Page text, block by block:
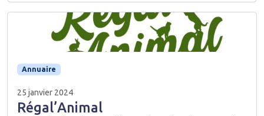
Annuaire
25 janvier 2024
Régal’Animal